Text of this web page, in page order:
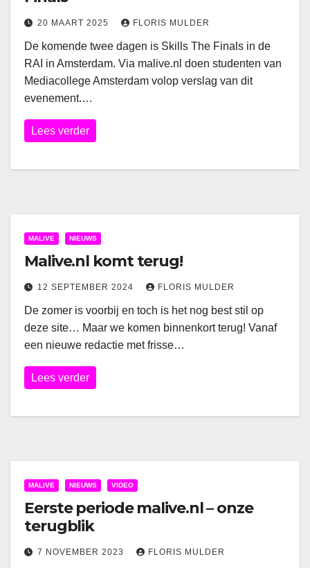
20 MAART 2025 FLORIS MULDER
De komende twee dagen is Skills The Finals in de
RAI in Amsterdam. Via malive.nl doen studenten van
Mediacollege Amsterdam volop verslag van dit
evenement.…
Lees verder
MALIVE NIEUWS
Malive.nl komt terug!
12 SEPTEMBER 2024 FLORIS MULDER
De zomer is voorbij en toch is het nog best stil op
deze site… Maar we komen binnenkort terug! Vanaf
een nieuwe redactie met frisse…
Lees verder
MALIVE NIEUWS VIDEO
Eerste periode malive.nl – onze
terugblik
7 NOVEMBER 2023 FLORIS MULDER